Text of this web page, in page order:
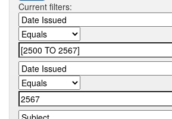
Current filters: